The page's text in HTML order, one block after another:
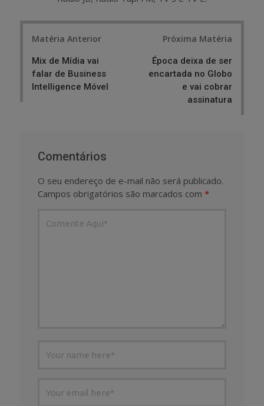
Matéria Anterior
Mix de Mídia vai
falar de Business
Intelligence Móvel
Próxima Matéria
Época deixa de ser
encartada no Globo
e vai cobrar
assinatura
Comentários
O seu endereço de e-mail não será publicado.
Campos obrigatórios são marcados com *